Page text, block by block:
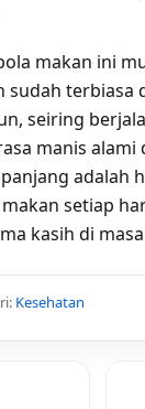
makan ini
terbiasa
seiring
manis
adalah
setiap
kasih di
Kesehatan